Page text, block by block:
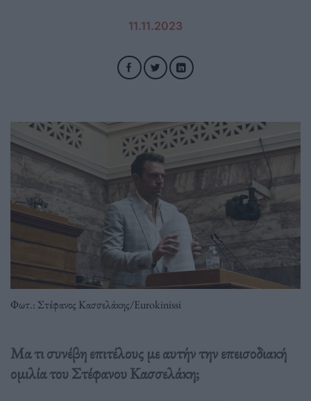
11.11.2023
Φωτ.: Στέφανος Κασσελάκης/Eurokinissi
Μα τι συνέβη επιτέλους με αυτήν την επεισοδιακή
ομιλία του Στέφανου Κασσελάκη;